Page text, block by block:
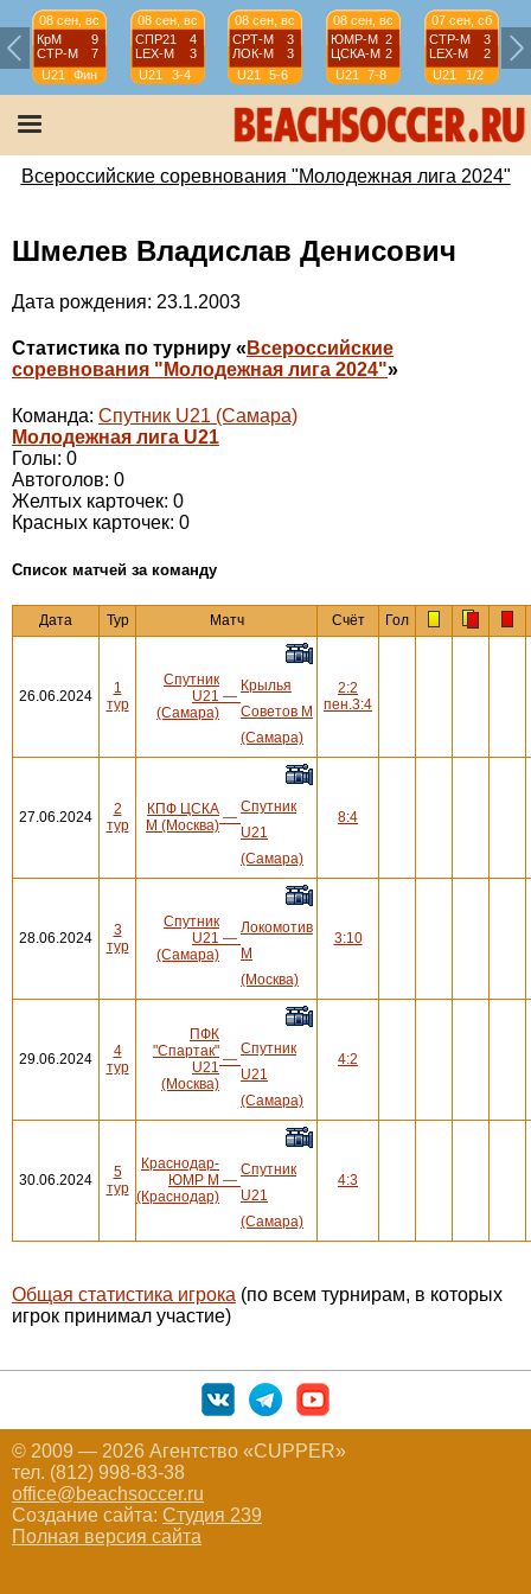
08 сен, вс
КрМ
9
СТР-М
7
U21
Фин
08 сен, вс
СПР21
4
LEX-М
3
U21
3-4
08 сен, вс
СРТ-М
3
ЛОК-М
3
U21
5-6
08 сен, вс
ЮМР-М 2
ЦСКА-М 2
U21
7-8
07 сен, сб
СТР-М
3
LEX-М
2
U21
1/2
Всероссийские соревнования "Молодежная лига 2024"
Шмелев Владислав Денисович
Дата рождения: 23.1.2003
Статистика по турниру « Всероссийские
соревнования "Молодежная лига 2024"»
Команда: Спутник U21 (Самара)
Молодежная лига U21
Голы: 0
Автоголов: 0
Желтых карточек: 0
Красных карточек: 0
Cписок матчей за команду
Дата Тур Матч Счёт Гол
26.06.2024
1
тур
Спутник
U21
(Самара)
—
Крылья
Советов М
(Самара)
2:2
пен.3:4
27.06.2024
2
тур
КПФ ЦСКА
М (Москва) —
Спутник
U21
(Самара)
8:4
28.06.2024
3
тур
Спутник
U21
(Самара)
—
Локомотив
М
(Москва)
3:10
29.06.2024
4
тур
ПФК
"Спартак"
U21
(Москва)
—
Спутник
U21
(Самара)
4:2
30.06.2024
5
тур
Краснодар-
ЮМР М
(Краснодар)
—
Спутник
U21
(Самара)
4:3
Общая статистика игрока (по всем турнирам, в которых
игрок принимал участие)
© 2009 — 2026 Агентство «CUPPER»
тел. (812) 998-83-38
office@beachsoccer.ru
Создание сайта: Студия 239
Полная версия сайта